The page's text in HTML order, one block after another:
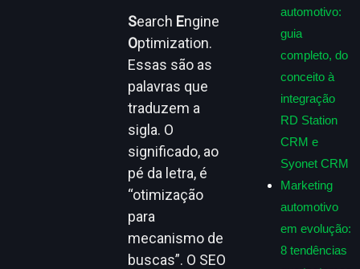
Search Engine
Optimization.
Essas são as
palavras que
traduzem a
sigla. O
significado, ao
pé da letra, é
“otimização
para
mecanismo de
buscas”. O SEO
automotivo:
guia
completo, do
conceito à
integração
RD Station
CRM e
Syonet CRM
Marketing
automotivo
em evolução:
8 tendências